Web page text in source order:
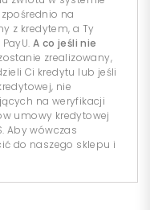
na
z kredytem, a Ty
A co jeśli nie
zrealizowany,
Ci kredytu lub jeśli
nie
na weryfikacji
umowy kredytowej
Aby wówczas
do naszego sklepu i